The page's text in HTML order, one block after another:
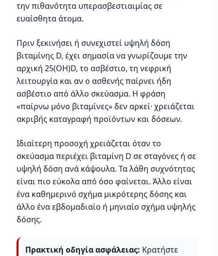
την πιθανότητα υπερασβεστιαιμίας σε
ευαίσθητα άτομα.
Πριν ξεκινήσει ή συνεχιστεί υψηλή δόση
βιταμίνης D, έχει σημασία να γνωρίζουμε την
αρχική 25(OH)D, το ασβέστιο, τη νεφρική
λειτουργία και αν ο ασθενής παίρνει ήδη
ασβέστιο από άλλο σκεύασμα. Η φράση
«παίρνω μόνο βιταμίνες» δεν αρκεί· χρειάζεται
ακριβής καταγραφή προϊόντων και δόσεων.
Ιδιαίτερη προσοχή χρειάζεται όταν το
σκεύασμα περιέχει βιταμίνη D σε σταγόνες ή σε
υψηλή δόση ανά κάψουλα. Τα λάθη συχνότητας
είναι πιο εύκολα από όσο φαίνεται. Άλλο είναι
ένα καθημερινό σχήμα μικρότερης δόσης και
άλλο ένα εβδομαδιαίο ή μηνιαίο σχήμα υψηλής
δόσης.
Πρακτική οδηγία ασφάλειας: Κρατήστε